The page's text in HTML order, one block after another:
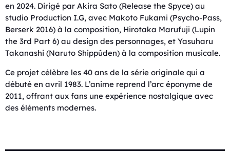
en 2024. Dirigé par Akira Sato (Release the Spyce) au
studio Production I.G, avec Makoto Fukami (Psycho-Pass,
Berserk 2016) à la composition, Hirotaka Marufuji (Lupin
the 3rd Part 6) au design des personnages, et Yasuharu
Takanashi (Naruto Shippûden) à la composition musicale.
Ce projet célèbre les 40 ans de la série originale qui a
débuté en avril 1983. L’anime reprend l’arc éponyme de
2011, offrant aux fans une expérience nostalgique avec
des éléments modernes.